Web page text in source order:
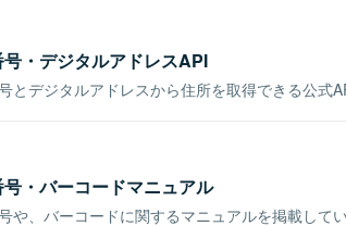
・デジタルアドレスAPI
とデジタルアドレスから住所を取得できる公式
・バーコードマニュアル
や、バーコードに関するマニュアルを掲載してい